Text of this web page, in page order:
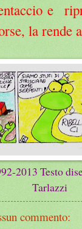
e
la rende
2013 Testo
Tarlazzi
commento: